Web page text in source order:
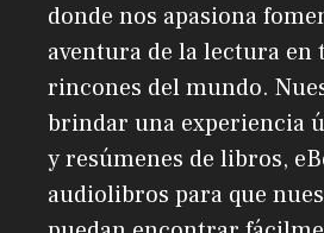
donde nos apasiona
aventura de la lectura en
rincones del mundo.
brindar una experiencia
y resúmenes de libros,
audiolibros para que